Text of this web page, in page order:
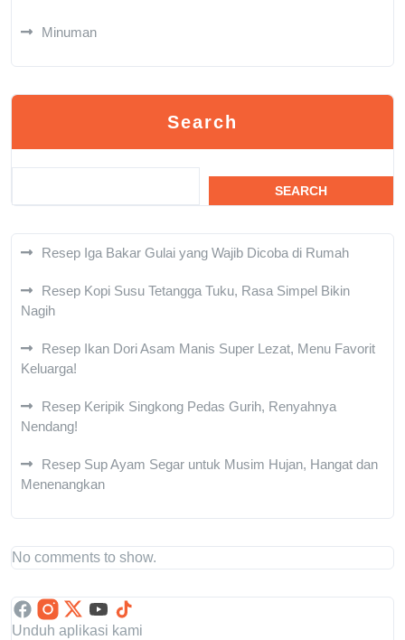
Minuman
Search
SEARCH
Resep Iga Bakar Gulai yang Wajib Dicoba di Rumah
Resep Kopi Susu Tetangga Tuku, Rasa Simpel Bikin
Nagih
Resep Ikan Dori Asam Manis Super Lezat, Menu Favorit
Keluarga!
Resep Keripik Singkong Pedas Gurih, Renyahnya
Nendang!
Resep Sup Ayam Segar untuk Musim Hujan, Hangat dan
Menenangkan
No comments to show.
Unduh aplikasi kami